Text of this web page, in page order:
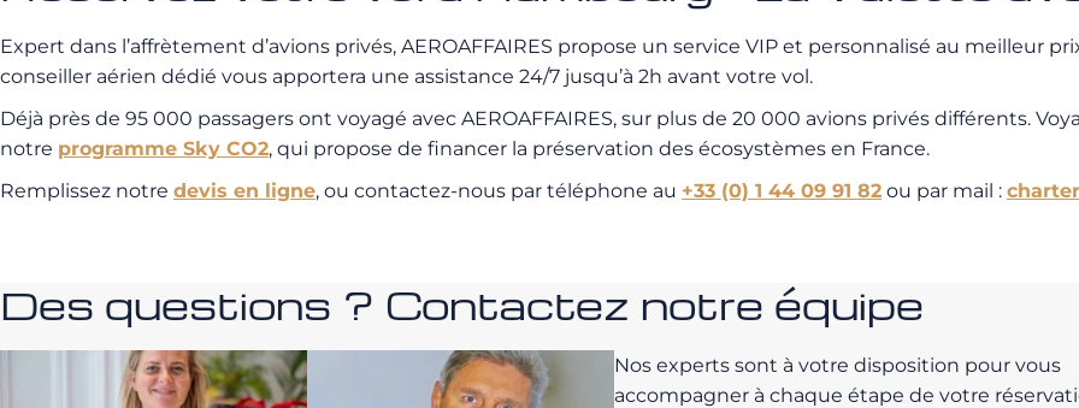
Expert dans l’affrètement d’avions privés, AEROAFFAIRES propose un service VIP et personnalisé au meilleur
conseiller aérien dédié vous apportera une assistance 24/7 jusqu’à 2h avant votre vol.
Déjà près de 95 000 passagers ont voyagé avec AEROAFFAIRES, sur plus de 20 000 avions privés différents.
notre programme Sky CO2, qui propose de financer la préservation des écosystèmes en France.
Remplissez notre devis en ligne, ou contactez-nous par téléphone au +33 (0) 1 44 09 91 82 ou par mail :
Des questions ? Contactez notre équipe
Nos experts sont à votre disposition pour vous
accompagner à chaque étape de votre